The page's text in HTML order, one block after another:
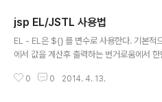
attain this goal there are several
empts to deal..
jsp EL/JSTL 사용법
EL - EL은 ${} 를 변수로 사용한다. 기본적
에서 값을 계산후 출력하는 번거로움에서
지만 EL에서 처럼 사용자가 prefix를 지정
0 0 2014. 4. 13.